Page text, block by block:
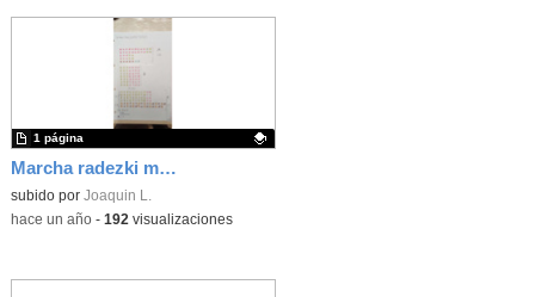
Marcha radezki musicorgama propio
Contenido educativo.
subido por Joaquin L.
1 página
-hace un año- 192 visualizaciones